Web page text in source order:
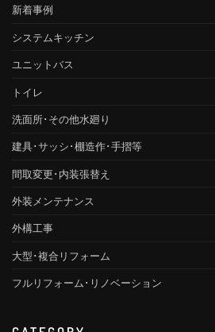
新着事例
システムキッチン
ユニットバス
トイレ
洗面所･その他水廻り
建具･サッシ･棚造作･手摺等
間取変更･内装張替え
外装メンテナンス
外構工事
大型･複合リフォーム
フルリフォーム･リノベーション